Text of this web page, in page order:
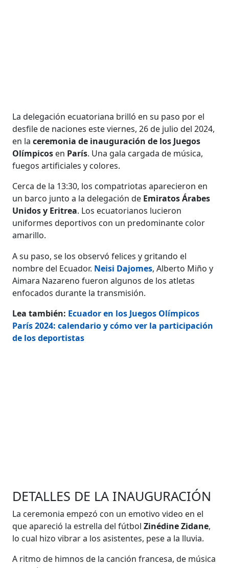
La delegación ecuatoriana brilló en su paso por el
desfile de naciones este viernes, 26 de julio del 2024,
en laceremonia de inauguración de los Juegos
Olímpicos en París. Una gala cargada de música,
fuegos artificiales y colores.
Cerca de la 13:30, los compatriotas aparecieron en
un barco junto a la delegación de Emiratos Árabes
Unidos y Eritrea. Los ecuatorianos lucieron
uniformes deportivos con un predominante color
amarillo.
A su paso, se los observó felices y gritando el
nombre del Ecuador. Neisi Dajomes, Alberto Miño y
Aimara Nazareno fueron algunos de los atletas
enfocados durante la transmisión.
Lea también: Ecuador en los Juegos Olímpicos
París 2024: calendario y cómo ver la participación
de los deportistas
DETALLES DE LA INAUGURACIÓN
La ceremonia empezó con un emotivo video en el
que apareció la estrella del fútbol Zinédine Zidane,
lo cual hizo vibrar a los asistentes, pese a la lluvia.
A ritmo de himnos de la canción francesa, de música